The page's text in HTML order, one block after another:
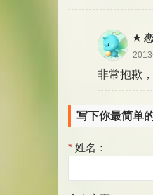
非常抱歉
写下你最简单
* 姓名：